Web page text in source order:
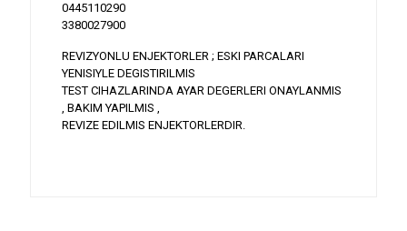
0445110290
3380027900
REVIZYONLU ENJEKTORLER ; ESKI PARCALARI
YENISIYLE DEGISTIRILMIS
TEST CIHAZLARINDA AYAR DEGERLERI ONAYLANMIS
, BAKIM YAPILMIS ,
REVIZE EDILMIS ENJEKTORLERDIR.